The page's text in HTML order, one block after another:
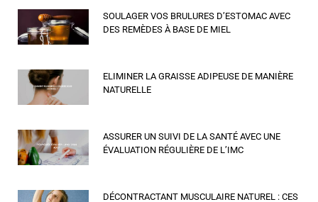
SOULAGER VOS BRULURES D’ESTOMAC AVEC
DES REMÈDES À BASE DE MIEL
ELIMINER LA GRAISSE ADIPEUSE DE MANIÈRE
NATURELLE
ASSURER UN SUIVI DE LA SANTÉ AVEC UNE
ÉVALUATION RÉGULIÈRE DE L’IMC
DÉCONTRACTANT MUSCULAIRE NATUREL : CES